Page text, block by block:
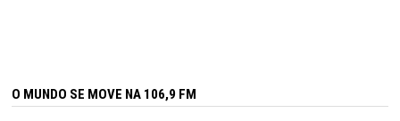
O MUNDO SE MOVE NA 106,9 FM